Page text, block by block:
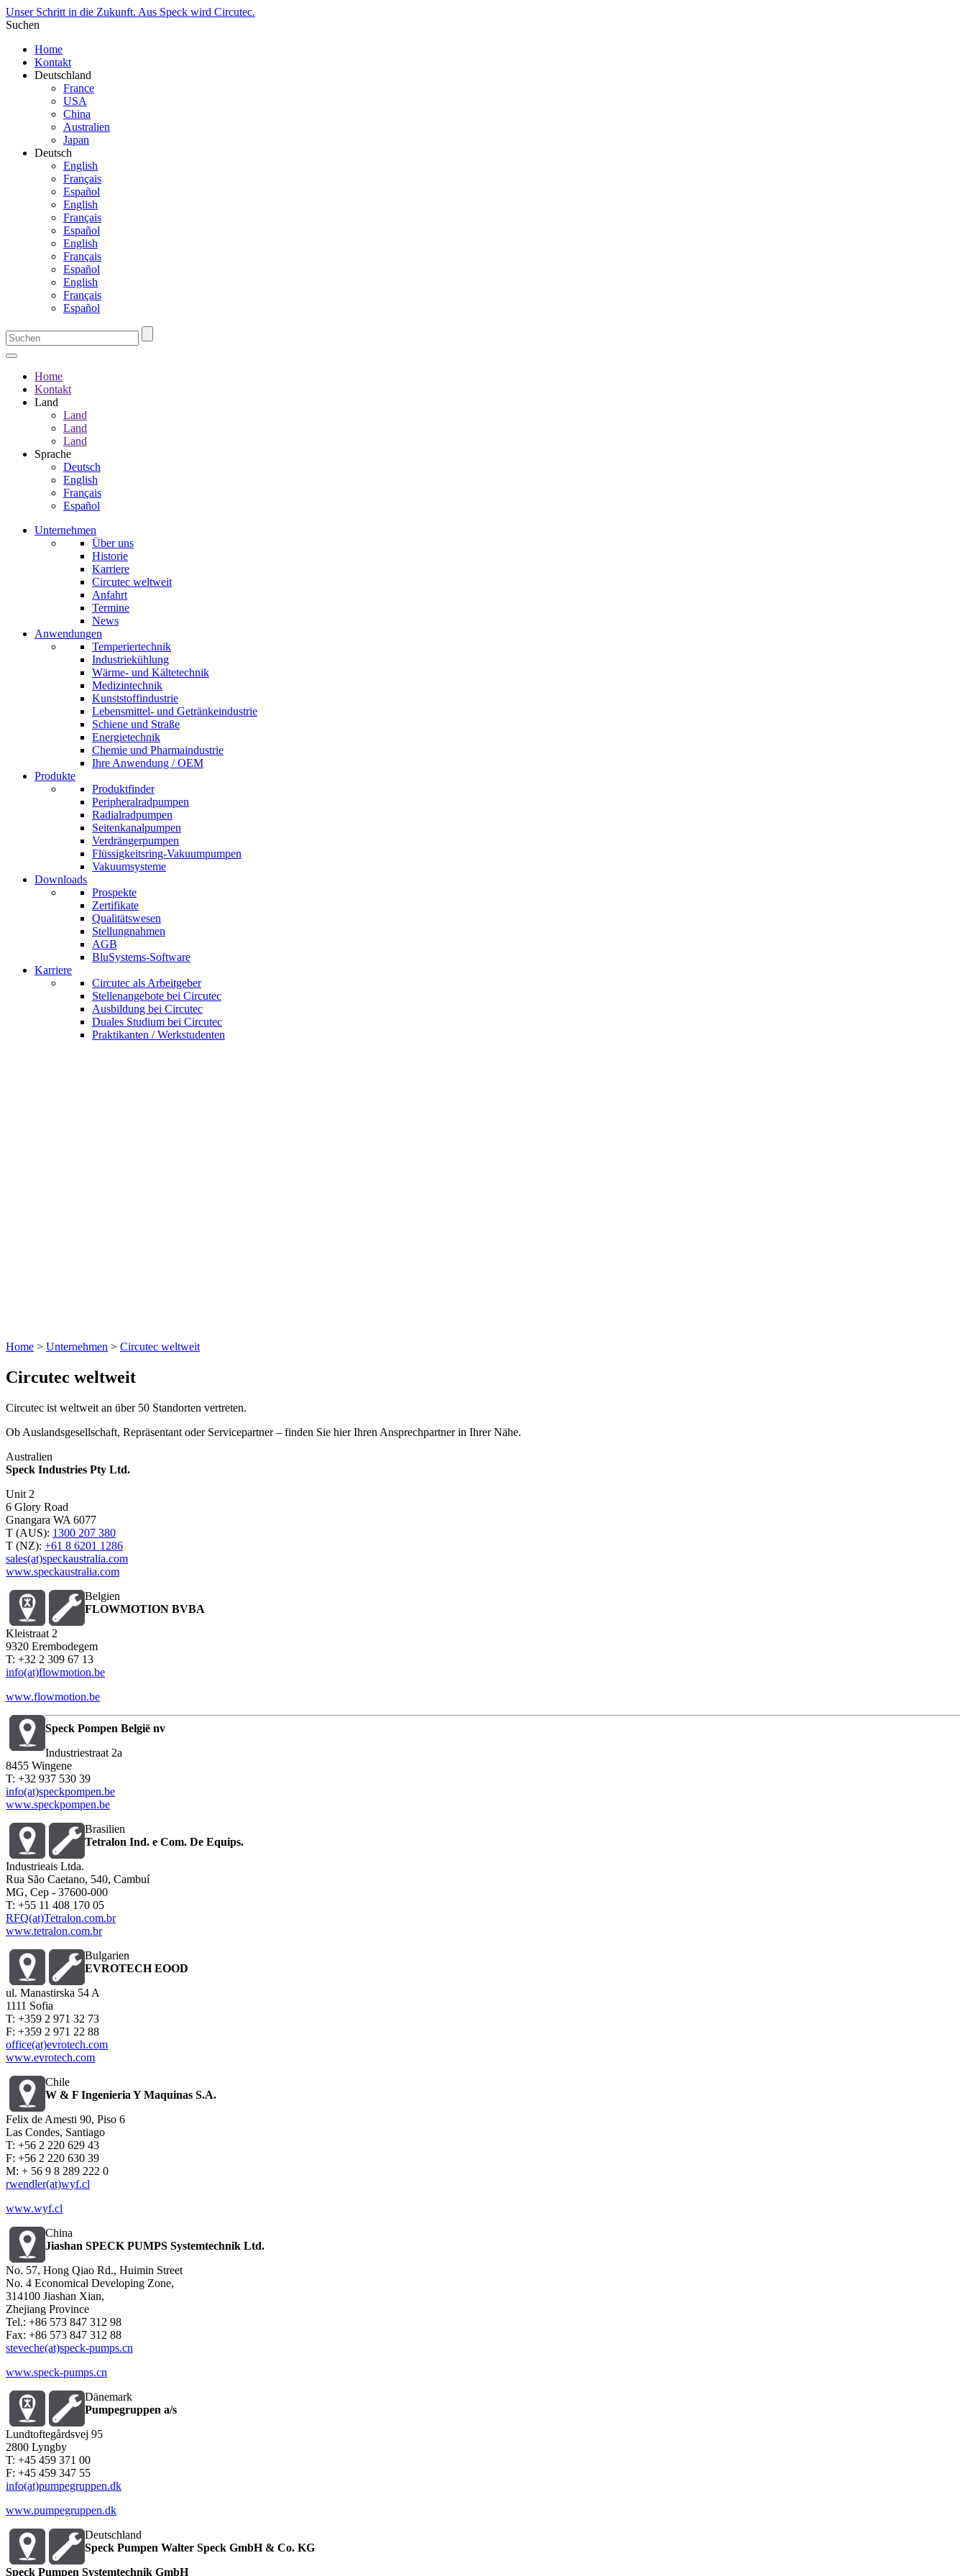
Unser Schritt in die Zukunft. Aus Speck wird Circutec.
Suchen
Home
Kontakt
Deutschland
France
USA
China
Australien
Japan
Deutsch
English
Français
Español
English
Français
Español
English
Français
Español
English
Français
Español
Home
Kontakt
Land
Land
Land
Land
Sprache
Deutsch
English
Français
Español
Unternehmen
Über uns
Historie
Karriere
Circutec weltweit
Anfahrt
Termine
News
Anwendungen
Temperiertechnik
Industriekühlung
Wärme- und Kältetechnik
Medizintechnik
Kunststoffindustrie
Lebensmittel- und Getränkeindustrie
Schiene und Straße
Energietechnik
Chemie und Pharmaindustrie
Ihre Anwendung / OEM
Produkte
Produktfinder
Peripheralradpumpen
Radialradpumpen
Seitenkanalpumpen
Verdrängerpumpen
Flüssigkeitsring-Vakuumpumpen
Vakuumsysteme
Downloads
Prospekte
Zertifikate
Qualitätswesen
Stellungnahmen
AGB
BluSystems-Software
Karriere
Circutec als Arbeitgeber
Stellenangebote bei Circutec
Ausbildung bei Circutec
Duales Studium bei Circutec
Praktikanten / Werkstudenten
Home > Unternehmen > Circutec weltweit
Circutec weltweit
Circutec ist weltweit an über 50 Standorten vertreten.
Ob Auslandsgesellschaft, Repräsentant oder Servicepartner – finden Sie hier Ihren Ansprechpartner in Ihrer Nähe.
Australien
Speck Industries Pty Ltd.
Unit 2
6 Glory Road
Gnangara WA 6077
T (AUS): 1300 207 380
T (NZ): +61 8 6201 1286
sales(at)speckaustralia.com
www.speckaustralia.com
Belgien
FLOWMOTION BVBA
Kleistraat 2
9320 Erembodegem
T: +32 2 309 67 13
info(at)flowmotion.be
www.flowmotion.be
Speck Pompen België nv
Industriestraat 2a
8455 Wingene
T: +32 937 530 39
info(at)speckpompen.be
www.speckpompen.be
Brasilien
Tetralon Ind. e Com. De Equips.
Industrieais Ltda.
Rua São Caetano, 540, Cambuí
MG, Cep - 37600-000
T: +55 11 408 170 05
RFQ(at)Tetralon.com.br
www.tetralon.com.br
Bulgarien
EVROTECH EOOD
ul. Manastirska 54 A
1111 Sofia
T: +359 2 971 32 73
F: +359 2 971 22 88
office(at)evrotech.com
www.evrotech.com
Chile
W & F Ingenieria Y Maquinas S.A.
Felix de Amesti 90, Piso 6
Las Condes, Santiago
T: +56 2 220 629 43
F: +56 2 220 630 39
M: + 56 9 8 289 222 0
rwendler(at)wyf.cl
www.wyf.cl
China
Jiashan SPECK PUMPS Systemtechnik Ltd.
No. 57, Hong Qiao Rd., Huimin Street
No. 4 Economical Developing Zone,
314100 Jiashan Xian,
Zhejiang Province
Tel.: +86 573 847 312 98
Fax: +86 573 847 312 88
steveche(at)speck-pumps.cn
www.speck-pumps.cn
Dänemark
Pumpegruppen a/s
Lundtoftegårdsvej 95
2800 Lyngby
T: +45 459 371 00
F: +45 459 347 55
info(at)pumpegruppen.dk
www.pumpegruppen.dk
Deutschland
Speck Pumpen Walter Speck GmbH & Co. KG
Speck Pumpen Systemtechnik GmbH